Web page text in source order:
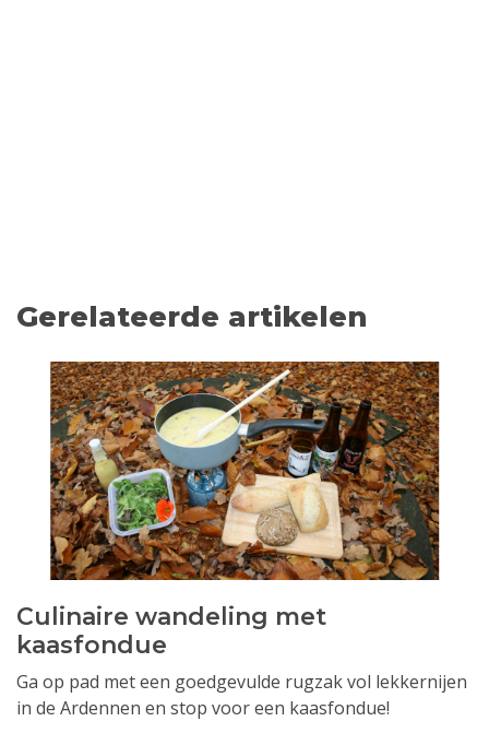
Gerelateerde artikelen
Culinaire wandeling met
kaasfondue
Ga op pad met een goedgevulde rugzak vol lekkernijen
in de Ardennen en stop voor een kaasfondue!